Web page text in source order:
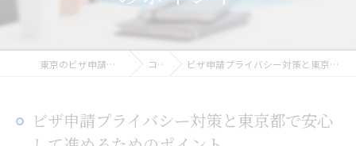
東京のビザ申請なら敬愛行政書士法人 コラム ビザ申請プライバシー対策と東京都で安心して進めるためのポイント
ビザ申請プライバシー対策と東京都で安心